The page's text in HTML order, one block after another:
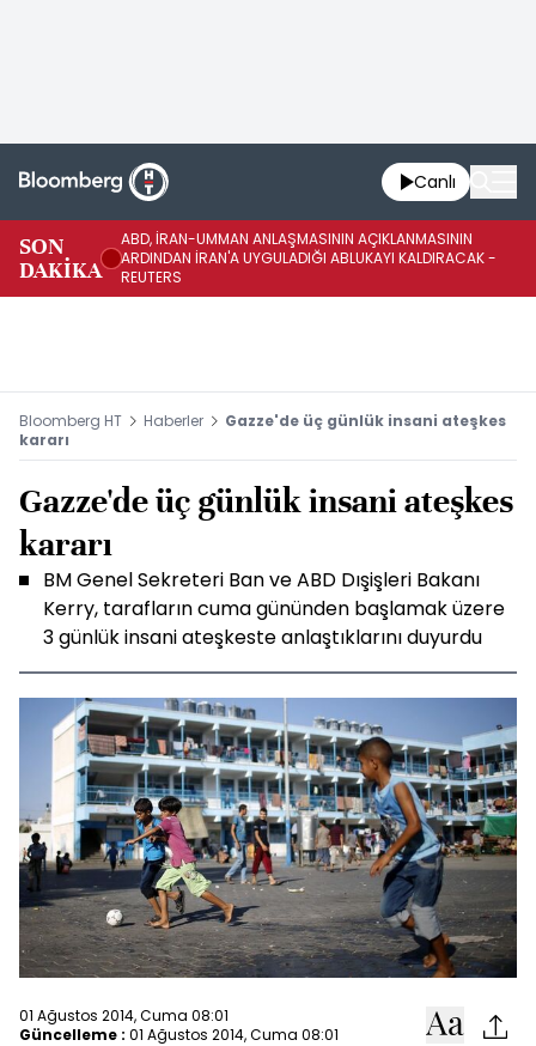
Canlı
SON
DAKİKA
ABD, İRAN-UMMAN ANLAŞMASININ AÇIKLANMASININ
ARDINDAN İRAN'A UYGULADIĞI ABLUKAYI KALDIRACAK -
REUTERS
Bloomberg HT Haberler
Gazze'de üç günlük insani ateşkes
kararı
Gazze'de üç günlük insani ateşkes
kararı
BM Genel Sekreteri Ban ve ABD Dışişleri Bakanı
Kerry, tarafların cuma gününden başlamak üzere
3 günlük insani ateşkeste anlaştıklarını duyurdu
01 Ağustos 2014, Cuma 08:01
Güncelleme : 01 Ağustos 2014, Cuma 08:01